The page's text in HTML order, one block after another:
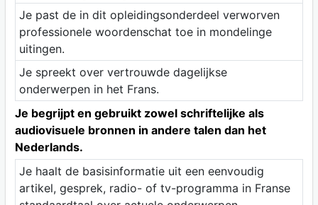
Je past de in dit opleidingsonderdeel verworven
professionele woordenschat toe in mondelinge
uitingen.
Je spreekt over vertrouwde dagelijkse
onderwerpen in het Frans.
Je begrijpt en gebruikt zowel schriftelijke als
audiovisuele bronnen in andere talen dan het
Nederlands.
Je haalt de basisinformatie uit een eenvoudig
artikel, gesprek, radio- of tv-programma in Franse